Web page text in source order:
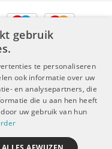
& Privacy Protocol |
gebruik
te personaliseren
ook informatie over uw
en analysepartners, die
die u aan hen heeft
uw gebruik van hun